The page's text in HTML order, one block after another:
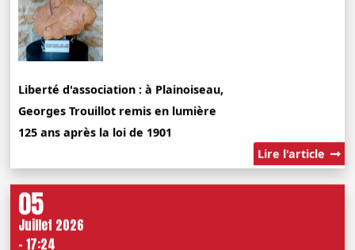
Liberté d'association : à Plainoiseau,
Georges Trouillot remis en lumière
125 ans après la loi de 1901
Lire l'article
05
Juillet 2026
- 17:24